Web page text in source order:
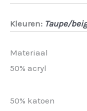
Kleuren: Taupe/
Materiaal
50% acryl
50% katoen